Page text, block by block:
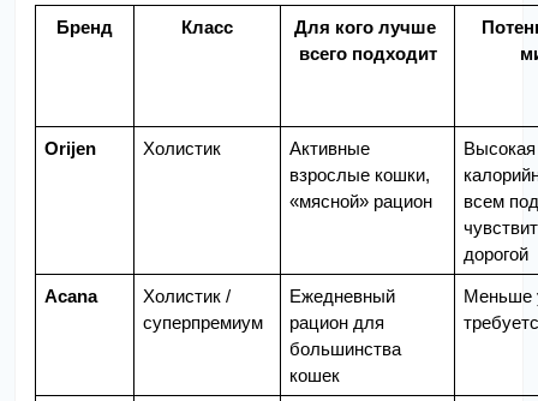
Бренд Класс
Для кого лучше
всего подходит
Orijen Холистик
Активные
взрослые кошки,
«мясной» рацион
Высокая
всем
дорогой
Acana
Холистик /
суперпремиум
Ежедневный
рацион для
большинства
кошек
Меньше